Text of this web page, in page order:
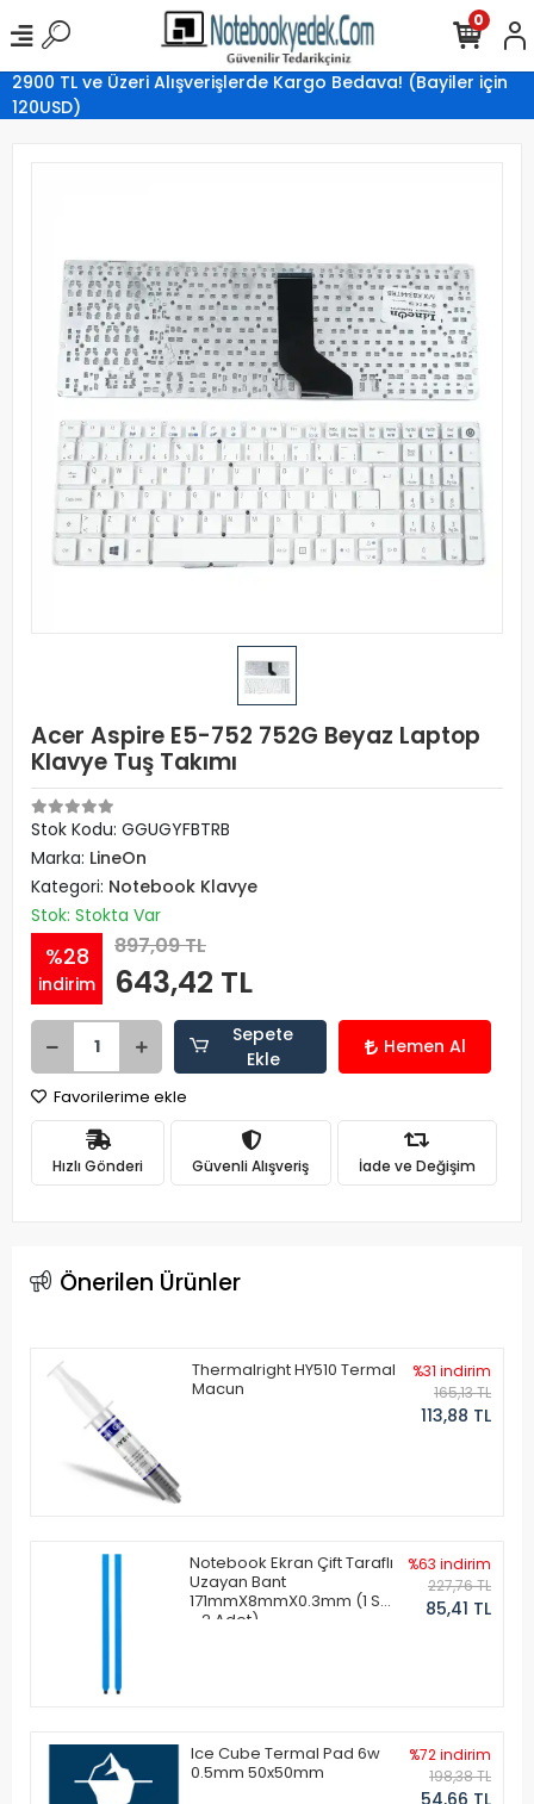
2900 TL ve Üzeri Alışverişlerde Kargo Bedava! (Bayiler için
120USD)
0
Acer Aspire E5-752 752G Beyaz Laptop
Klavye Tuş Takımı
Stok Kodu: GGUGYFBTRB
Marka: LineOn
Kategori: Notebook Klavye
Stok: Stokta Var
%28
indirim
897,09 TL
643,42 TL
Sepete
Ekle
Hemen Al
Favorilerime ekle
Hızlı Gönderi Güvenli Alışveriş İade ve Değişim
Önerilen Ürünler
Thermalright HY510 Termal
Macun
%31 indirim
165,13 TL
113,88 TL
Notebook Ekran Çift Taraflı
Uzayan Bant
171mmX8mmX0.3mm (1 Set
- 2 Adet)
%63 indirim
227,76 TL
85,41 TL
Ice Cube Termal Pad 6w
0.5mm 50x50mm
%72 indirim
198,38 TL